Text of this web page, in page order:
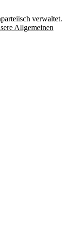
verwaltet.
Allgemeinen